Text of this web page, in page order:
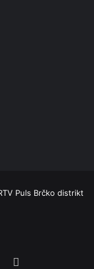
Puls Brčko distrikt